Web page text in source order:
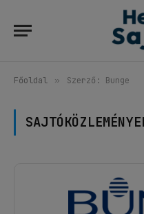
Főoldal » Szerző: Bunge